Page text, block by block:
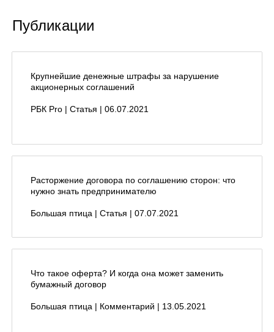
Публикации
Крупнейшие денежные штрафы за нарушение
акционерных соглашений
РБК Pro | Статья | 06.07.2021
Расторжение договора по соглашению сторон: что
нужно знать предпринимателю
Большая птица | Статья | 07.07.2021
Что такое оферта? И когда она может заменить
бумажный договор
Большая птица | Комментарий | 13.05.2021
Москва, БЦ «Хамелеон», Рязанский пр-кт,
О нас
Публикации в СМИ
Мероприятия
Услуги
Топ-менеджменту
Малому и среднему бизнесу
Крупному бизнесу